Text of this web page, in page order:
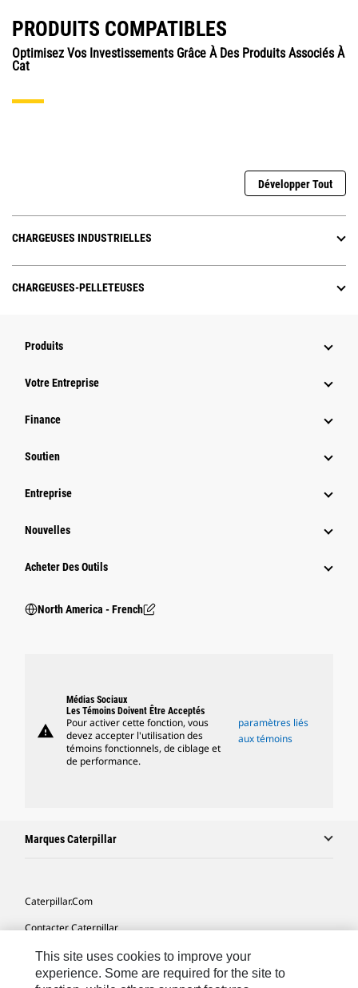
PRODUITS COMPATIBLES
Optimisez Vos Investissements Grâce À Des Produits Associés À
Cat
Développer Tout
CHARGEUSES INDUSTRIELLES
CHARGEUSES-PELLETEUSES
Produits
Votre Entreprise
Finance
Soutien
Entreprise
Nouvelles
Acheter Des Outils
North America - French
warning
Médias Sociaux
Les Témoins Doivent Être Acceptés
Pour activer cette fonction, vous
devez accepter l'utilisation des
témoins fonctionnels, de ciblage et
de performance.
paramètres liés
aux témoins
Marques Caterpillar
Caterpillar.com
Contacter Caterpillar
Mes Préférences Marketing
Plan Du Site
This site uses cookies to improve your
experience. Some are required for the site to